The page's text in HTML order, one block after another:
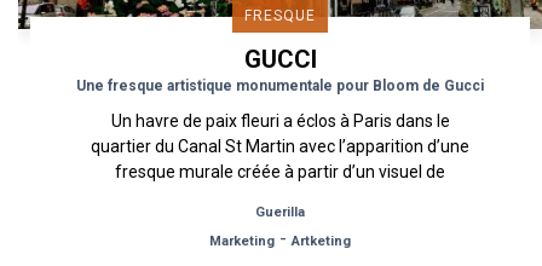
FRESQUE
GUCCI
Une fresque artistique monumentale pour Bloom de Gucci
Un havre de paix fleuri a éclos à Paris dans le
quartier du Canal St Martin avec l’apparition d’une
fresque murale créée à partir d’un visuel de
Guerilla
Marketing -Artketing